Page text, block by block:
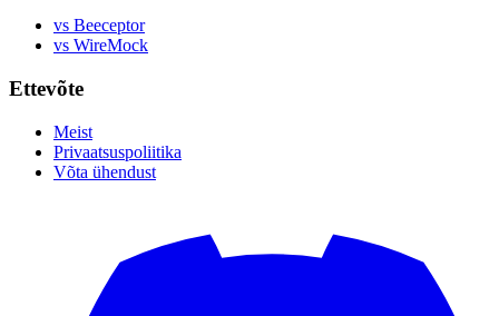
vs Beeceptor
vs WireMock
Ettevõte
Meist
Privaatsuspoliitika
Võta ühendust